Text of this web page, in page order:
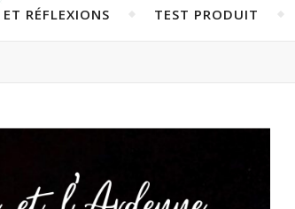
RÉFLEXIONS TEST PRODUIT